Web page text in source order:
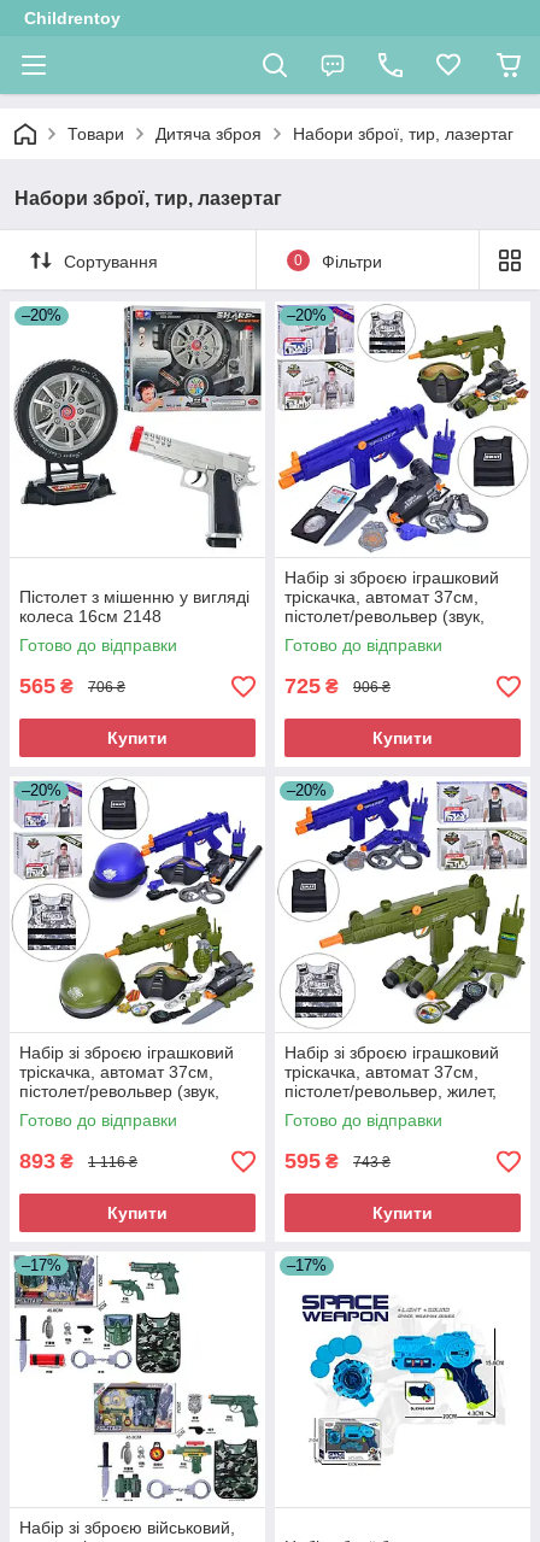
Childrentoy
Товари Дитяча зброя Набори зброї, тир, лазертаг
Набори зброї, тир, лазертаг
Сортування 0 Фільтри
–20%
Пістолет з мішенню у вигляді
колеса 16см 2148
Готово до відправки
565 ₴ 706 ₴
Купити
–20%
Набір зі зброєю іграшковий
тріскачка, автомат 37см,
пістолет/револьвер (звук,
світло, на бат-ці табл), 36310-
20
Готово до відправки
725 ₴ 906 ₴
Купити
–20%
Набір зі зброєю іграшковий
тріскачка, автомат 37см,
пістолет/револьвер (звук,
світло, на бат-ці табл.) 36330-
40
Готово до відправки
893 ₴ 1 116 ₴
Купити
–20%
Набір зі зброєю іграшковий
тріскачка, автомат 37см,
пістолет/револьвер, жилет,
рація, 2 види 36210-20
Готово до відправки
595 ₴ 743 ₴
Купити
–17%
Набір зі зброєю військовий,
–17%